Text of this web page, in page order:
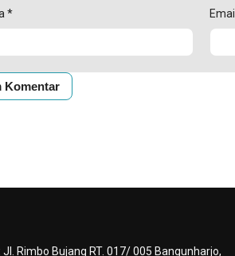
* Email
Jl. Rimbo Bujang RT. 017/ 005 Bangunharjo,